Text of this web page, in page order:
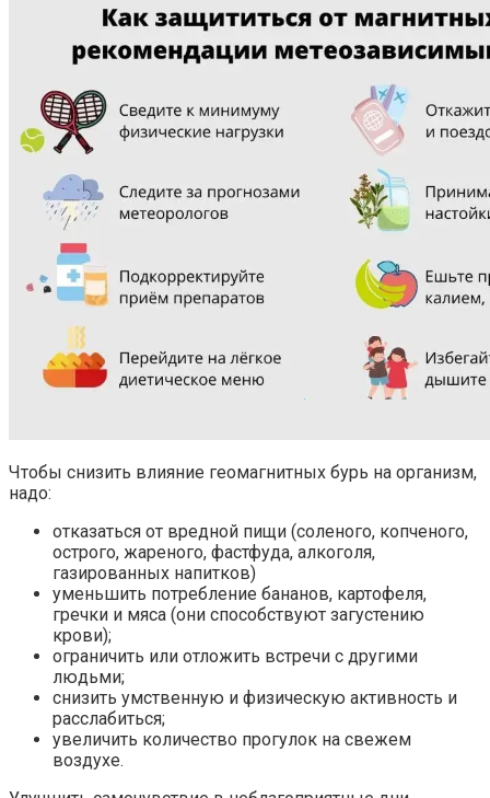
Чтобы снизить влияние геомагнитных бурь на организм,
надо:
отказаться от вредной пищи (соленого, копченого,
острого, жареного, фастфуда, алкоголя,
газированных напитков)
уменьшить потребление бананов, картофеля,
гречки и мяса (они способствуют загустению
крови);
ограничить или отложить встречи с другими
людьми;
снизить умственную и физическую активность и
расслабиться;
увеличить количество прогулок на свежем
воздухе.